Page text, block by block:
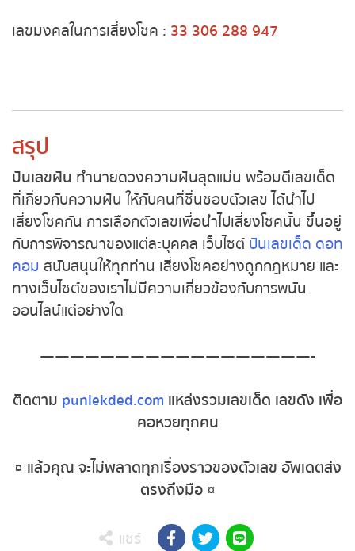
หวยหุ้นไต้หวัน
หวยหุ้นอิยิป
หวยหุ้นเยอรมัน
หวยหุ้นอังกฤษ
หวยหุ้นรัสเซีย
หวยหุ้นอินเดีย
สรุป
ปันเลขฝันทำนายดวงความฝันสุดแม่น พร้อมตีเลข
เด็ด ที่เกี่ยวกับความฝัน ให้กับคนที่ชื่นชอบตัวเลข ได้นำ
ไปเสี่ยงโชคกันการเลือกตัวเลขเพื่อนำไปเสี่ยงโชคนั้น
ขึ้นอยู่กับการพิจารณาของแต่ละบุคคลเว็บไซต์ปันเลข
เด็ด ดอทคอมสนับสนุนให้ทุกท่าน เสี่ยงโชคอย่างถูก
กฎหมาย และทางเว็บไซต์ของเราไม่มีความเกี่ยวข้องกับ
ติดตาม
punlekded.comแหล่งรวมเลขเด็ด เลขดัง
เพื่อคอหวยทุกคน
¤ แล้วคุณ จะไม่พลาดทุกเรื่องราวของตัวเลข อัพเดต